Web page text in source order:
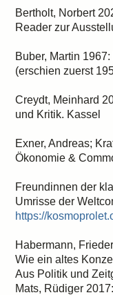
Bertholt, Norbert
Reader zur
Buber, Martin
(erschien zuerst
Creydt, Meinhard
und Kritik. Kassel
Exner, Andreas;
Ökonomie &
Freundinnen der
Umrisse der
https://
Habermann,
Wie ein altes
Aus Politik und
Mats, Rüdiger